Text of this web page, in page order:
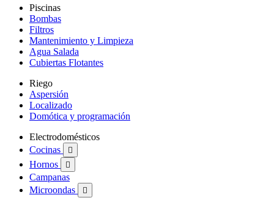
Piscinas
Bombas
Filtros
Mantenimiento y Limpieza
Agua Salada
Cubiertas Flotantes
Riego
Aspersión
Localizado
Domótica y programación
Electrodomésticos
Cocinas

Hornos 
Campanas
Microondas
